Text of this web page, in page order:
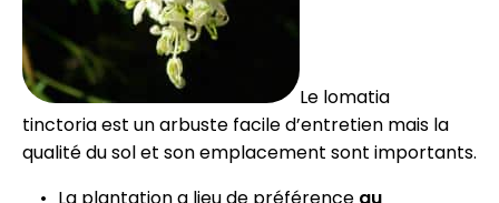
Le lomatia
tinctoria est un arbuste facile d’entretien mais la
qualité du sol et son emplacement sont importants.
La plantation a lieu de préférence au